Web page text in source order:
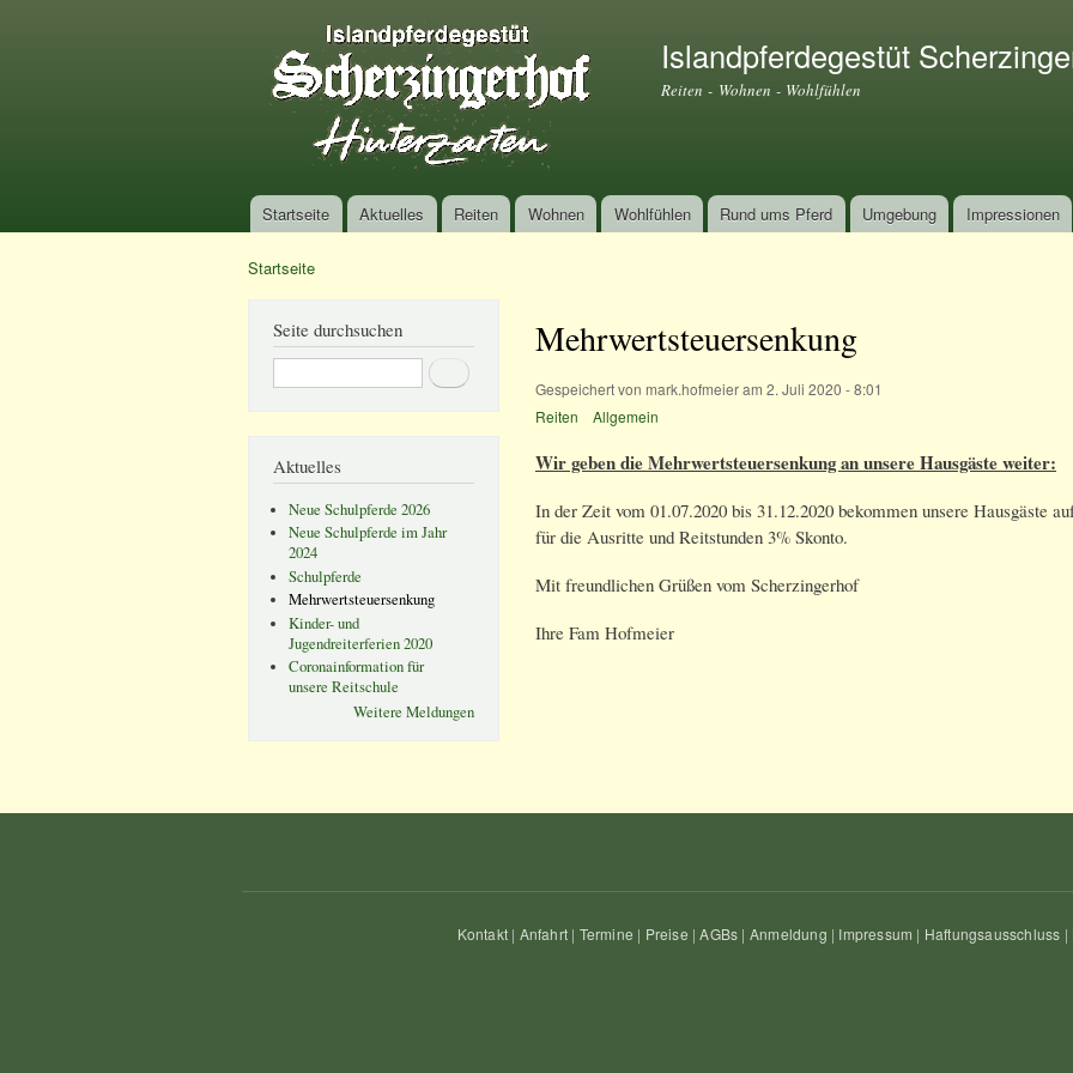
zum
Inhalt
Islandpferdegestüt
Reiten - Wohnen - Wohlfühlen
Hauptmenü
Startseite Aktuelles Reiten Wohnen Wohlfühlen Rund ums Pferd Umgebung Impressionen
Startseite
Seite durchsuchen
Suche
Aktuelles
Neue Schulpferde 2026
Neue Schulpferde im Jahr
2024
Schulpferde
Mehrwertsteuersenkung
Kinder- und
Jugendreiterferien 2020
Coronainformation für
unsere Reitschule
Weitere Meldungen
Mehrwertsteuersenkung
Gespeichert von mark.hofmeieram 2. Juli 2020 - 8:01
Reiten
Allgemein
Wir geben die Mehrwertsteuersenkung an unsere Hausgäste weiter:
In der Zeit vom 01.07.2020 bis 31.12.2020 bekommen unsere Hausgäste
für die Ausritte und Reitstunden 3% Skonto.
Mit freundlichen Grüßen vom Scherzingerhof
Ihre Fam Hofmeier
Kontakt | Anfahrt | Termine | Preise |AGBs | Anmeldung | Impressum | Haftungsausschluss |